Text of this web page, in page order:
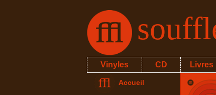
Vinyles CD Livres
Accueil